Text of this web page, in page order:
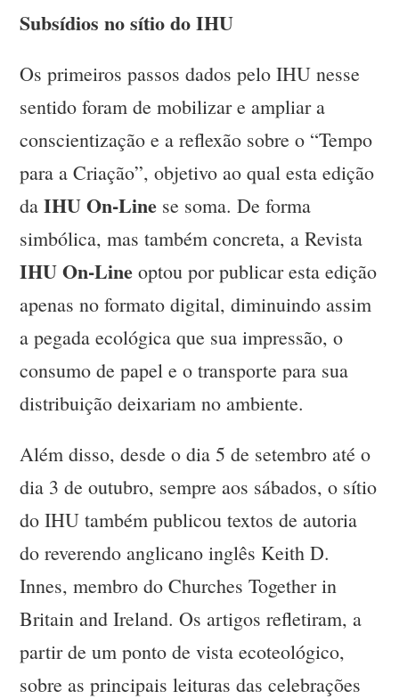
Subsídios no sítio do IHU
Os primeiros passos dados pelo IHU nesse
sentido foram de mobilizar e ampliar a
conscientização e a reflexão sobre o “Tempo
para a Criação”, objetivo ao qual esta edição
daIHU On-Line se soma. De forma
simbólica, mas também concreta, a Revista
IHU On-Line optou por publicar esta edição
apenas no formato digital, diminuindo assim
a pegada ecológica que sua impressão, o
consumo de papel e o transporte para sua
distribuição deixariam no ambiente.
Além disso, desde o dia 5 de setembro até o
dia 3 de outubro, sempre aos sábados, o sítio
do IHU também publicou textos de autoria
do reverendo anglicano inglês Keith D.
Innes, membro do Churches Together in
Britain and Ireland. Os artigos refletiram, a
partir de um ponto de vista ecoteológico,
sobre as principais leituras das celebrações